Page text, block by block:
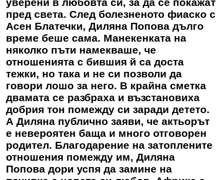
пред света. След болезненото фиаско с
Асен Блатечки, Диляна Попова дълго
време беше сама. Манекенката на
няколко пъти намекваше, че
отношенията с бившия й са доста
тежки, но така и не си позволи да
говори лошо за него. В крайна сметка
двамата се разбраха и възстановиха
добрия тон помежду си заради детето.
А Диляна публично заяви, че актьорът
е невероятен баща и много отговорен
родител. Благодарение на затоплените
отношения помежду им, Диляна
Попова дори успя да замине на